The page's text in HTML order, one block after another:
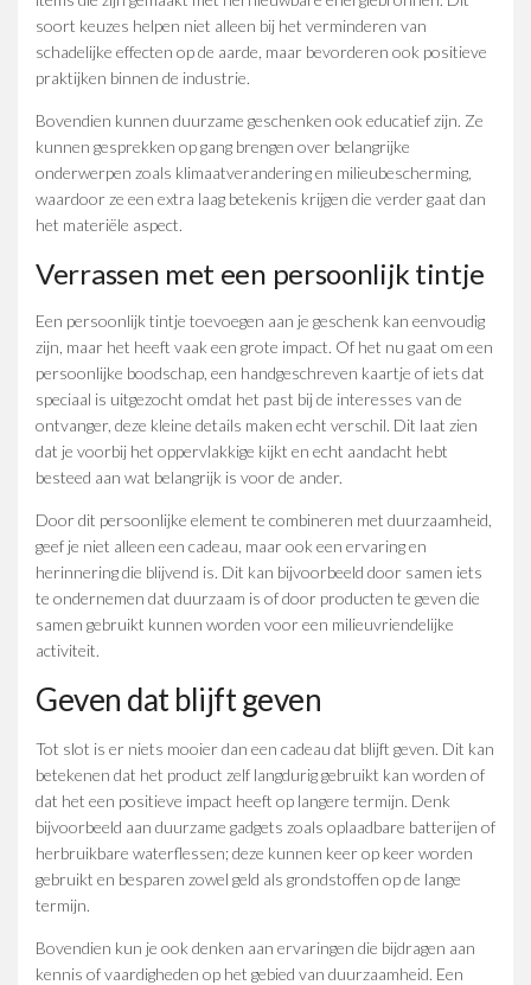
soort keuzes helpen niet alleen bij het verminderen van
schadelijke effecten op de aarde, maar bevorderen ook positieve
praktijken binnen de industrie.
Bovendien kunnen duurzame geschenken ook educatief zijn. Ze
kunnen gesprekken op gang brengen over belangrijke
onderwerpen zoals klimaatverandering en milieubescherming,
waardoor ze een extra laag betekenis krijgen die verder gaat dan
het materiële aspect.
Verrassen met een persoonlijk tintje
Een persoonlijk tintje toevoegen aan je geschenk kan eenvoudig
zijn, maar het heeft vaak een grote impact. Of het nu gaat om een
persoonlijke boodschap, een handgeschreven kaartje of iets dat
speciaal is uitgezocht omdat het past bij de interesses van de
ontvanger, deze kleine details maken echt verschil. Dit laat zien
dat je voorbij het oppervlakkige kijkt en echt aandacht hebt
besteed aan wat belangrijk is voor de ander.
Door dit persoonlijke element te combineren met duurzaamheid,
geef je niet alleen een cadeau, maar ook een ervaring en
herinnering die blijvend is. Dit kan bijvoorbeeld door samen iets
te ondernemen dat duurzaam is of door producten te geven die
samen gebruikt kunnen worden voor een milieuvriendelijke
activiteit.
Geven dat blijft geven
Tot slot is er niets mooier dan een cadeau dat blijft geven. Dit kan
betekenen dat het product zelf langdurig gebruikt kan worden of
dat het een positieve impact heeft op langere termijn. Denk
bijvoorbeeld aan duurzame gadgets zoals oplaadbare batterijen of
herbruikbare waterflessen; deze kunnen keer op keer worden
gebruikt en besparen zowel geld als grondstoffen op de lange
termijn.
Bovendien kun je ook denken aan ervaringen die bijdragen aan
kennis of vaardigheden op het gebied van duurzaamheid. Een